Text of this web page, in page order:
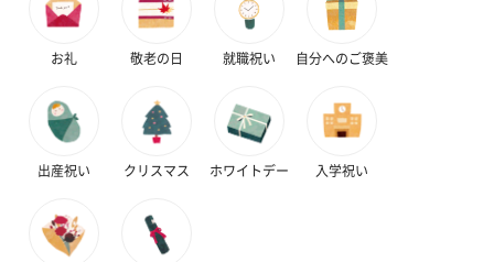
スキンケアグッズを同梱してお届けします。
お礼 敬老の日 就職祝い 自分へのご褒美
出産祝い クリスマス ホワイトデー 入学祝い